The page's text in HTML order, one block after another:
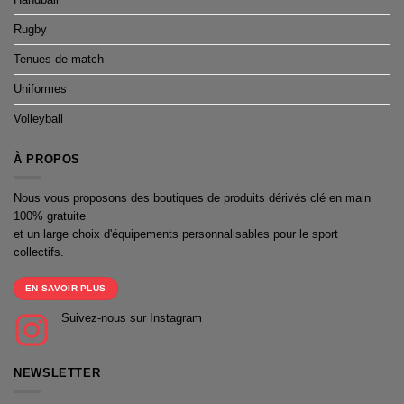
Rugby
Tenues de match
Uniformes
Volleyball
À PROPOS
Nous vous proposons des boutiques de produits dérivés clé en main
100% gratuite
et un large choix d'équipements personnalisables pour le sport
collectifs.
EN SAVOIR PLUS
Suivez-nous sur Instagram
NEWSLETTER